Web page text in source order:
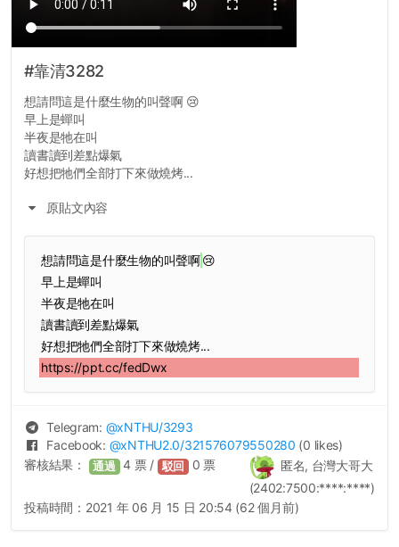
#靠清3282
想請問這是什麼生物的叫聲啊 😢
早上是蟬叫
半夜是牠在叫
讀書讀到差點爆氣
好想把牠們全部打下來做燒烤...
原貼文內容
想請問這是什麼生物的叫聲啊😢
早上是蟬叫
半夜是牠在叫
讀書讀到差點爆氣
好想把牠們全部打下來做燒烤...
https://ppt.cc/fedDwx
Telegram: @xNTHU/3293
Facebook: @xNTHU2.0/321576079550280 (0 likes)
匿名, 台灣大哥大
(2402:7500:****:****)
審核結果： 通過 4 票 / 駁回 0 票
投稿時間： 2021 年 06 月 15 日 20:54 (62 個月前)